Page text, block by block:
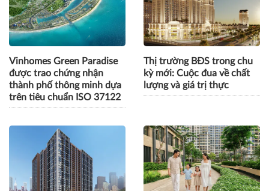
Vinhomes Green Paradise
được trao chứng nhận
thành phố thông minh dựa
trên tiêu chuẩn ISO 37122
Thị trường BĐS trong chu
kỳ mới: Cuộc đua về chất
lượng và giá trị thực